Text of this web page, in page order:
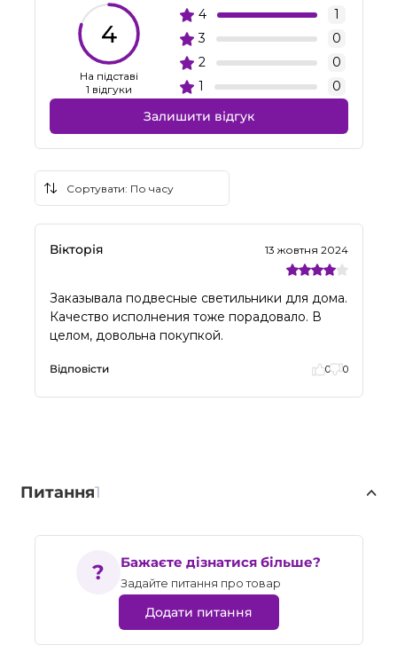
4
На підставі
1 відгуки
4
1
3
0
2
0
1
0
Залишити відгук
Вікторія 13 жовтня 2024
Заказывала подвесные светильники для дома.
Качество исполнения тоже порадовало. В
целом, довольна покупкой.
Відповісти 0 0
Питання1
Бажаєте дізнатися більше?
Задайте питання про товар
Додати питання